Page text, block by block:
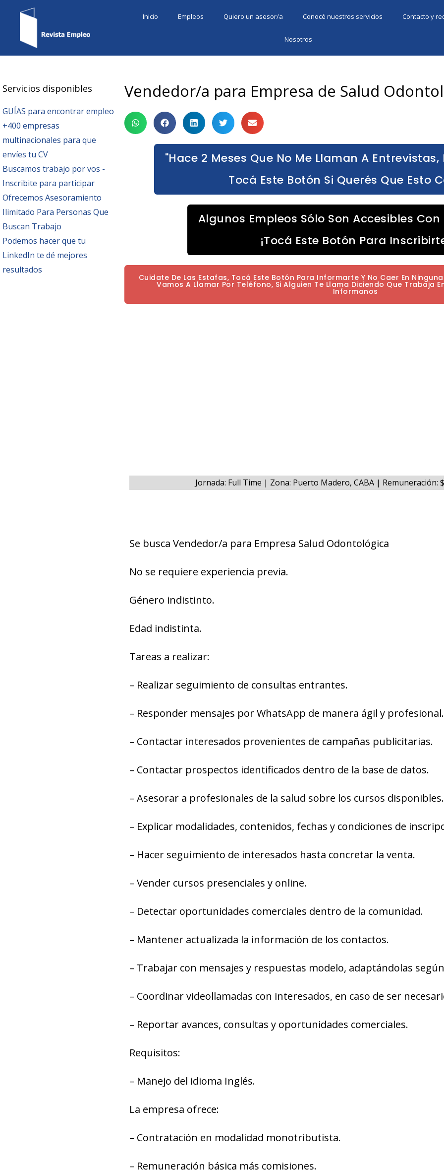
Inicio Empleos Quiero un asesor/a Conocé nuestros servicios Contacto y
Nosotros
Servicios disponibles
GUÍAS para encontrar empleo
+400 empresas
multinacionales para que
envíes tu CV
Buscamos trabajo por vos -
Inscribite para participar
Ofrecemos Asesoramiento
Ilimitado Para Personas Que
Buscan Trabajo
Podemos hacer que tu
LinkedIn te dé mejores
resultados
Vendedor/a para Empresa de Salud
"Hace 2 Meses Que No Me Llaman A Entrevistas,
Tocá Este Botón Si Querés Que Esto
Algunos Empleos Sólo Son Accesibles
¡Tocá Este Botón Para
Cuidate De Las Estafas, Tocá Este Botón Para Informarte Y No Caer En
Vamos A Llamar Por Teléfono, Si Alguien Te Llama Diciendo Que Trabaja
Informanos
Jornada: Full Time | Zona: Puerto Madero, CABA | Remuneración:
Se busca Vendedor/a para Empresa Salud Odontológica
No se requiere experiencia previa.
Género indistinto.
Edad indistinta.
Tareas a realizar:
– Realizar seguimiento de consultas entrantes.
– Responder mensajes por WhatsApp de manera ágil y profesional.
– Contactar interesados provenientes de campañas publicitarias.
– Contactar prospectos identificados dentro de la base de datos.
– Asesorar a profesionales de la salud sobre los cursos disponibles.
– Explicar modalidades, contenidos, fechas y condiciones de
– Hacer seguimiento de interesados hasta concretar la venta.
– Vender cursos presenciales y online.
– Detectar oportunidades comerciales dentro de la comunidad.
– Mantener actualizada la información de los contactos.
– Trabajar con mensajes y respuestas modelo, adaptándolas
– Coordinar videollamadas con interesados, en caso de ser
– Reportar avances, consultas y oportunidades comerciales.
Requisitos:
– Manejo del idioma Inglés.
La empresa ofrece:
– Contratación en modalidad monotributista.
– Remuneración básica más comisiones.